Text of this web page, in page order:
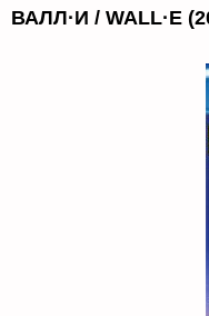
ВАЛЛ·И / WALL·E